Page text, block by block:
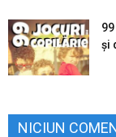
şi
NICIUN